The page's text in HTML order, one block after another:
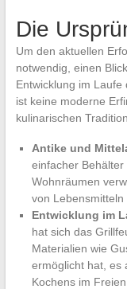
Die
Um den aktuellen
notwendig, einen
Entwicklung im
ist keine moderne
kulinarischen Tradition.
Antike und
einfacher
Wohnräumen
von Lebensmitteln
Entwicklung im
hat sich das
Materialien wie
ermöglicht hat, es
Kochens im